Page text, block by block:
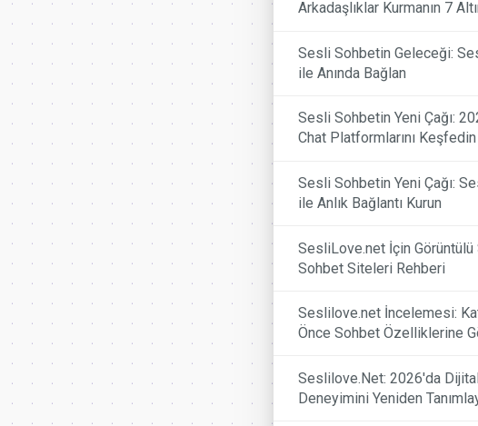
Arkadaşlıklar Kurmanın 7
Sesli Sohbetin Geleceği:
ile Anında Bağlan
Sesli Sohbetin Yeni Çağı:
Chat Platformlarını Keşfedin
Sesli Sohbetin Yeni Çağı:
ile Anlık Bağlantı Kurun
SesliLove.net İçin
Sohbet Siteleri Rehberi
Seslilove.net İncelemesi:
Önce Sohbet Özelliklerine
Seslilove.Net: 2026'da
Deneyimini Yeniden